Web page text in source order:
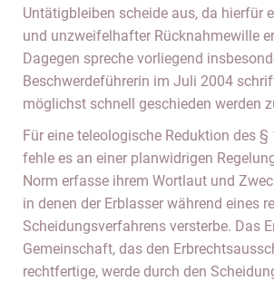
Untätigbleiben scheide aus, da hierfür
und unzweifelhafter Rücknahmewille
Dagegen spreche vorliegend
Beschwerdeführerin im Juli 2004
möglichst schnell geschieden werden
Für eine teleologische Reduktion des §
fehle es an einer planwidrigen
Norm erfasse ihrem Wortlaut und
in denen der Erblasser während eines
Scheidungsverfahrens versterbe. Das
Gemeinschaft, das den
rechtfertige, werde durch den